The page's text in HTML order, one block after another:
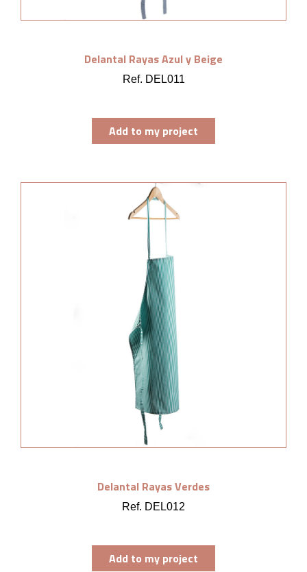
Delantal Rayas Azul y Beige
Ref. DEL011
Add to my project
Delantal Rayas Verdes
Ref. DEL012
Add to my project